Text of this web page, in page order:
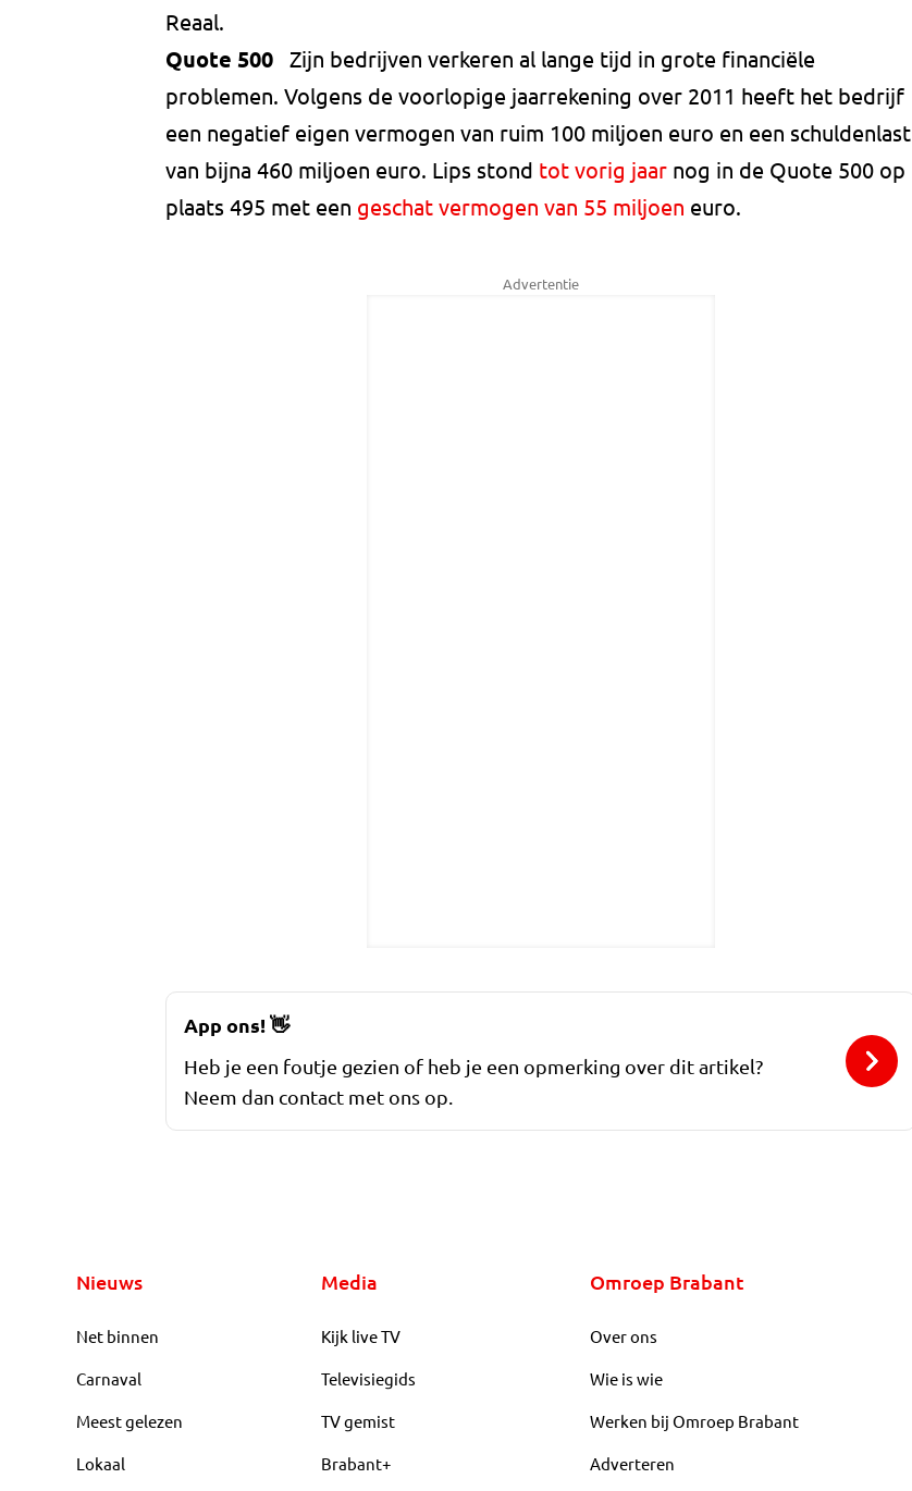
Reaal.
Quote 500 Zijn bedrijven verkeren al lange tijd in grote financiële
problemen. Volgens de voorlopige jaarrekening over 2011 heeft het bedrijf
een negatief eigen vermogen van ruim 100 miljoen euro en een schuldenlast
van bijna 460 miljoen euro. Lips stond tot vorig jaar nog in de Quote 500 op
plaats 495 met een geschat vermogen van 55 miljoen euro.
Advertentie
App ons!👋
Heb je een foutje gezien of heb je een opmerking over dit artikel?
Neem dan contact met ons op.
Nieuws
Net binnen
Carnaval
Meest gelezen
Lokaal
Media
Kijk live TV
Televisiegids
TV gemist
Brabant+
Omroep Brabant
Over ons
Wie is wie
Werken bij Omroep Brabant
Adverteren